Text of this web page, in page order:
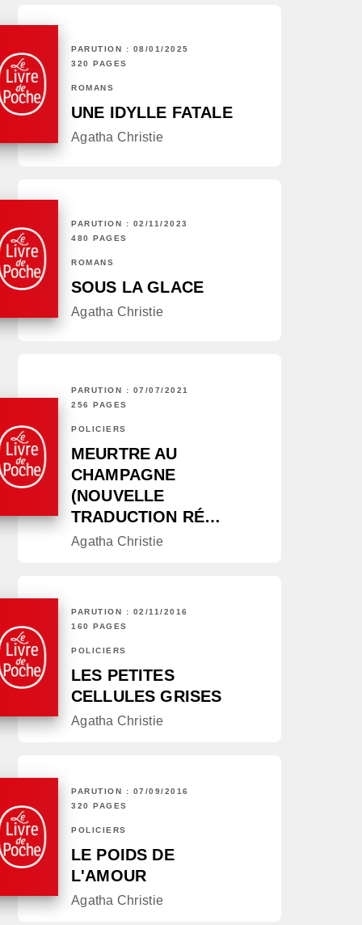
PARUTION : 08/01/2025
320 PAGES
ROMANS
UNE IDYLLE FATALE
Agatha Christie
PARUTION : 02/11/2023
480 PAGES
ROMANS
SOUS LA GLACE
Agatha Christie
PARUTION : 07/07/2021
256 PAGES
POLICIERS
MEURTRE AU
CHAMPAGNE
(NOUVELLE
TRADUCTION RÉ…
Agatha Christie
PARUTION : 02/11/2016
160 PAGES
POLICIERS
LES PETITES
CELLULES GRISES
Agatha Christie
PARUTION : 07/09/2016
320 PAGES
POLICIERS
LE POIDS DE
L'AMOUR
Agatha Christie